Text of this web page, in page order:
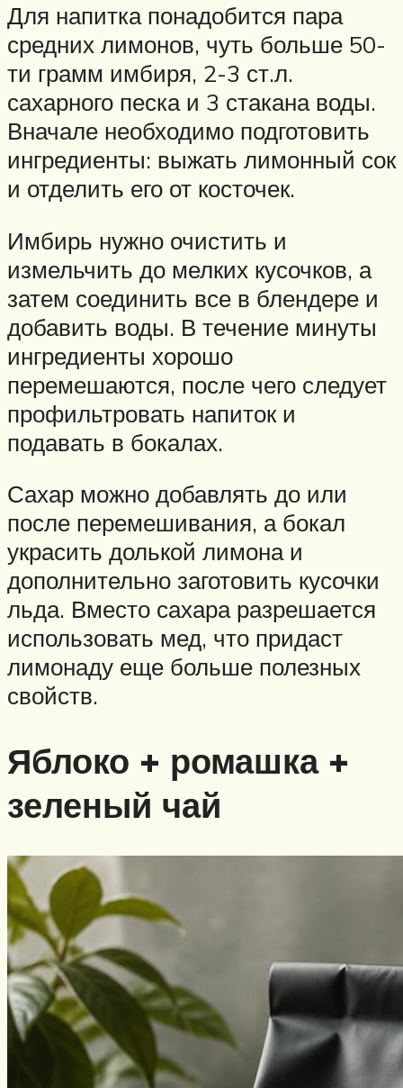
Для напитка понадобится пара
средних лимонов, чуть больше 50-
ти грамм имбиря, 2-3 ст.л.
сахарного песка и 3 стакана воды.
Вначале необходимо подготовить
ингредиенты: выжать лимонный сок
и отделить его от косточек.
Имбирь нужно очистить и
измельчить до мелких кусочков, а
затем соединить все в блендере и
добавить воды. В течение минуты
ингредиенты хорошо
перемешаются, после чего следует
профильтровать напиток и
подавать в бокалах.
Сахар можно добавлять до или
после перемешивания, а бокал
украсить долькой лимона и
дополнительно заготовить кусочки
льда. Вместо сахара разрешается
использовать мед, что придаст
лимонаду еще больше полезных
свойств.
Яблоко + ромашка +
зеленый чай